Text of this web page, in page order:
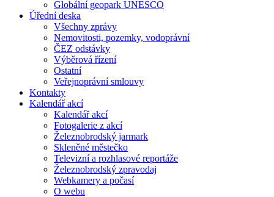
Globální geopark UNESCO
Úřední deska
Všechny zprávy
Nemovitosti, pozemky, vodoprávní
ČEZ odstávky
Výběrová řízení
Ostatní
Veřejnoprávní smlouvy
Kontakty
Kalendář akcí
Kalendář akcí
Fotogalerie z akcí
Železnobrodský jarmark
Skleněné městečko
Televizní a rozhlasové reportáže
Železnobrodský zpravodaj
Webkamery a počasí
O webu